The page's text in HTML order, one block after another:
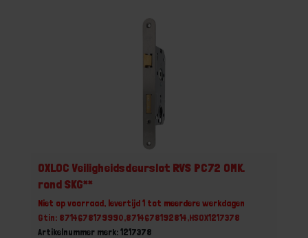
OXLOC Veiligheidsdeurslot RVS PC72 OMK.
rond SKG**
Niet op voorraad, levertijd 1 tot meerdere werkdagen
Gtin: 8714678179990,8714678192814,HSOX1217378
Artikelnummer merk: 1217378